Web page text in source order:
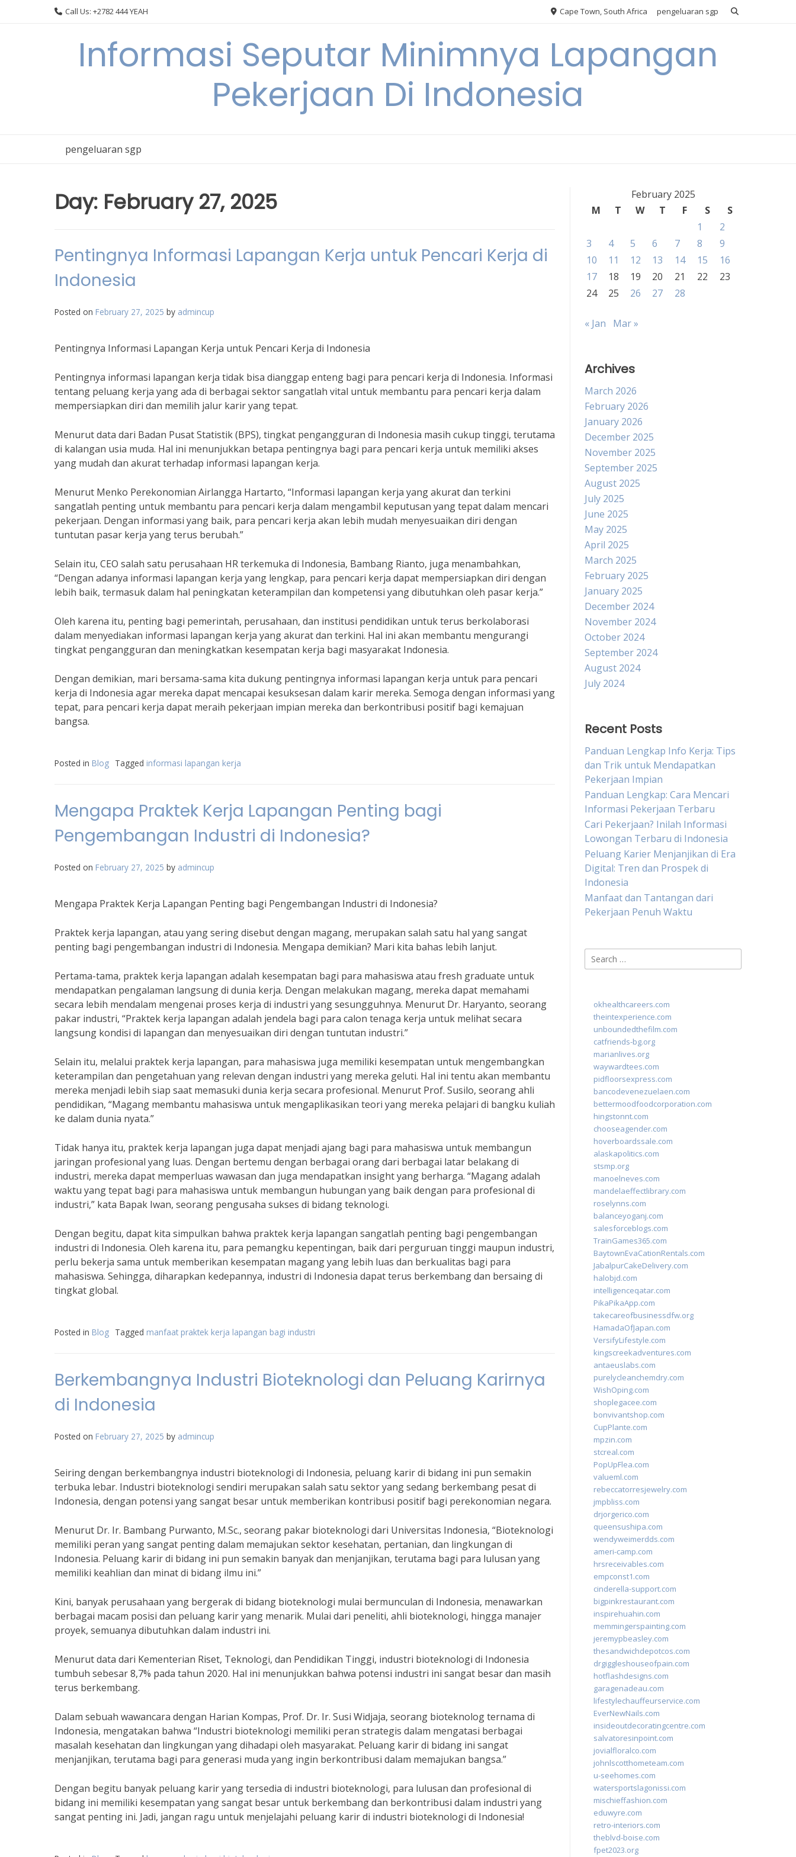
Call Us: +2782 444 YEAH Cape Town, South Africa pengeluaran sgp
Informasi Seputar Minimnya Lapangan
Pekerjaan Di Indonesia
pengeluaran sgp
Day: February 27, 2025
Pentingnya Informasi Lapangan Kerja untuk Pencari Kerja di
Indonesia
Posted on February 27, 2025 by admincup
Pentingnya Informasi Lapangan Kerja untuk Pencari Kerja di Indonesia
Pentingnya informasi lapangan kerja tidak bisa dianggap enteng bagi para pencari kerja di Indonesia. Informasi
tentang peluang kerja yang ada di berbagai sektor sangatlah vital untuk membantu para pencari kerja dalam
mempersiapkan diri dan memilih jalur karir yang tepat.
Menurut data dari Badan Pusat Statistik (BPS), tingkat pengangguran di Indonesia masih cukup tinggi, terutama
di kalangan usia muda. Hal ini menunjukkan betapa pentingnya bagi para pencari kerja untuk memiliki akses
yang mudah dan akurat terhadap informasi lapangan kerja.
Menurut Menko Perekonomian Airlangga Hartarto, “Informasi lapangan kerja yang akurat dan terkini
sangatlah penting untuk membantu para pencari kerja dalam mengambil keputusan yang tepat dalam mencari
pekerjaan. Dengan informasi yang baik, para pencari kerja akan lebih mudah menyesuaikan diri dengan
tuntutan pasar kerja yang terus berubah.”
Selain itu, CEO salah satu perusahaan HR terkemuka di Indonesia, Bambang Rianto, juga menambahkan,
“Dengan adanya informasi lapangan kerja yang lengkap, para pencari kerja dapat mempersiapkan diri dengan
lebih baik, termasuk dalam hal peningkatan keterampilan dan kompetensi yang dibutuhkan oleh pasar kerja.”
Oleh karena itu, penting bagi pemerintah, perusahaan, dan institusi pendidikan untuk terus berkolaborasi
dalam menyediakan informasi lapangan kerja yang akurat dan terkini. Hal ini akan membantu mengurangi
tingkat pengangguran dan meningkatkan kesempatan kerja bagi masyarakat Indonesia.
Dengan demikian, mari bersama-sama kita dukung pentingnya informasi lapangan kerja untuk para pencari
kerja di Indonesia agar mereka dapat mencapai kesuksesan dalam karir mereka. Semoga dengan informasi yang
tepat, para pencari kerja dapat meraih pekerjaan impian mereka dan berkontribusi positif bagi kemajuan
bangsa.
Posted in Blog Tagged informasi lapangan kerja
Mengapa Praktek Kerja Lapangan Penting bagi
Pengembangan Industri di Indonesia?
Posted on February 27, 2025 by admincup
Mengapa Praktek Kerja Lapangan Penting bagi Pengembangan Industri di Indonesia?
Praktek kerja lapangan, atau yang sering disebut dengan magang, merupakan salah satu hal yang sangat
penting bagi pengembangan industri di Indonesia. Mengapa demikian? Mari kita bahas lebih lanjut.
Pertama-tama, praktek kerja lapangan adalah kesempatan bagi para mahasiswa atau fresh graduate untuk
mendapatkan pengalaman langsung di dunia kerja. Dengan melakukan magang, mereka dapat memahami
secara lebih mendalam mengenai proses kerja di industri yang sesungguhnya. Menurut Dr. Haryanto, seorang
pakar industri, “Praktek kerja lapangan adalah jendela bagi para calon tenaga kerja untuk melihat secara
langsung kondisi di lapangan dan menyesuaikan diri dengan tuntutan industri.”
Selain itu, melalui praktek kerja lapangan, para mahasiswa juga memiliki kesempatan untuk mengembangkan
keterampilan dan pengetahuan yang relevan dengan industri yang mereka geluti. Hal ini tentu akan membantu
mereka menjadi lebih siap saat memasuki dunia kerja secara profesional. Menurut Prof. Susilo, seorang ahli
pendidikan, “Magang membantu mahasiswa untuk mengaplikasikan teori yang mereka pelajari di bangku kuliah
ke dalam dunia nyata.”
Tidak hanya itu, praktek kerja lapangan juga dapat menjadi ajang bagi para mahasiswa untuk membangun
jaringan profesional yang luas. Dengan bertemu dengan berbagai orang dari berbagai latar belakang di
industri, mereka dapat memperluas wawasan dan juga mendapatkan insight yang berharga. “Magang adalah
waktu yang tepat bagi para mahasiswa untuk membangun hubungan yang baik dengan para profesional di
industri,” kata Bapak Iwan, seorang pengusaha sukses di bidang teknologi.
Dengan begitu, dapat kita simpulkan bahwa praktek kerja lapangan sangatlah penting bagi pengembangan
industri di Indonesia. Oleh karena itu, para pemangku kepentingan, baik dari perguruan tinggi maupun industri,
perlu bekerja sama untuk memberikan kesempatan magang yang lebih luas dan berkualitas bagi para
mahasiswa. Sehingga, diharapkan kedepannya, industri di Indonesia dapat terus berkembang dan bersaing di
tingkat global.
Posted in Blog Tagged manfaat praktek kerja lapangan bagi industri
Berkembangnya Industri Bioteknologi dan Peluang Karirnya
di Indonesia
Posted on February 27, 2025 by admincup
Seiring dengan berkembangnya industri bioteknologi di Indonesia, peluang karir di bidang ini pun semakin
terbuka lebar. Industri bioteknologi sendiri merupakan salah satu sektor yang sedang berkembang pesat di
Indonesia, dengan potensi yang sangat besar untuk memberikan kontribusi positif bagi perekonomian negara.
Menurut Dr. Ir. Bambang Purwanto, M.Sc., seorang pakar bioteknologi dari Universitas Indonesia, “Bioteknologi
memiliki peran yang sangat penting dalam memajukan sektor kesehatan, pertanian, dan lingkungan di
Indonesia. Peluang karir di bidang ini pun semakin banyak dan menjanjikan, terutama bagi para lulusan yang
memiliki keahlian dan minat di bidang ilmu ini.”
Kini, banyak perusahaan yang bergerak di bidang bioteknologi mulai bermunculan di Indonesia, menawarkan
berbagai macam posisi dan peluang karir yang menarik. Mulai dari peneliti, ahli bioteknologi, hingga manajer
proyek, semuanya dibutuhkan dalam industri ini.
Menurut data dari Kementerian Riset, Teknologi, dan Pendidikan Tinggi, industri bioteknologi di Indonesia
tumbuh sebesar 8,7% pada tahun 2020. Hal ini menunjukkan bahwa potensi industri ini sangat besar dan masih
terus berkembang.
Dalam sebuah wawancara dengan Harian Kompas, Prof. Dr. Ir. Susi Widjaja, seorang bioteknolog ternama di
Indonesia, mengatakan bahwa “Industri bioteknologi memiliki peran strategis dalam mengatasi berbagai
masalah kesehatan dan lingkungan yang dihadapi oleh masyarakat. Peluang karir di bidang ini sangat
menjanjikan, terutama bagi para generasi muda yang ingin berkontribusi dalam memajukan bangsa.”
Dengan begitu banyak peluang karir yang tersedia di industri bioteknologi, para lulusan dan profesional di
bidang ini memiliki kesempatan yang sangat besar untuk berkembang dan berkontribusi dalam industri yang
sangat penting ini. Jadi, jangan ragu untuk menjelajahi peluang karir di industri bioteknologi di Indonesia!
February 2025
M
T W T F S
S
1
2
3
4 5 6 7 8
9
10
11 12 13 14 15
16
17
18 19 20 21 22
23
24
25 26 27 28
« Jan Mar »
Archives
March 2026
February 2026
January 2026
December 2025
November 2025
September 2025
August 2025
July 2025
June 2025
May 2025
April 2025
March 2025
February 2025
January 2025
December 2024
November 2024
October 2024
September 2024
August 2024
July 2024
Recent Posts
Panduan Lengkap Info Kerja: Tips
dan Trik untuk Mendapatkan
Pekerjaan Impian
Panduan Lengkap: Cara Mencari
Informasi Pekerjaan Terbaru
Cari Pekerjaan? Inilah Informasi
Lowongan Terbaru di Indonesia
Peluang Karier Menjanjikan di Era
Digital: Tren dan Prospek di
Indonesia
Manfaat dan Tantangan dari
Pekerjaan Penuh Waktu
Search
for:
okhealthcareers.com
theintexperience.com
unboundedthefilm.com
catfriends-bg.org
marianlives.org
waywardtees.com
pidfloorsexpress.com
bancodevenezuelaen.com
bettermoodfoodcorporation.com
hingstonnt.com
chooseagender.com
hoverboardssale.com
alaskapolitics.com
stsmp.org
manoelneves.com
mandelaeffectlibrary.com
roselynns.com
balanceyoganj.com
salesforceblogs.com
TrainGames365.com
BaytownEvaCationRentals.com
JabalpurCakeDelivery.com
halobjd.com
intelligenceqatar.com
PikaPikaApp.com
takecareofbusinessdfw.org
HamadaOfJapan.com
VersifyLifestyle.com
kingscreekadventures.com
antaeuslabs.com
purelycleanchemdry.com
WishOping.com
shoplegacee.com
bonvivantshop.com
CupPlante.com
mpzin.com
stcreal.com
PopUpFlea.com
valueml.com
rebeccatorresjewelry.com
jmpbliss.com
drjorgerico.com
queensushipa.com
wendyweimerdds.com
ameri-camp.com
hrsreceivables.com
empconst1.com
cinderella-support.com
bigpinkrestaurant.com
inspirehuahin.com
memmingerspainting.com
jeremypbeasley.com
thesandwichdepotcos.com
drgiggleshouseofpain.com
hotflashdesigns.com
garagenadeau.com
lifestylechauffeurservice.com
EverNewNails.com
insideoutdecoratingcentre.com
salvatoresinpoint.com
jovialfloralco.com
johnlscotthometeam.com
u-seehomes.com
watersportslagonissi.com
mischieffashion.com
eduwyre.com
retro-interiors.com
theblvd-boise.com
fpet2023.org